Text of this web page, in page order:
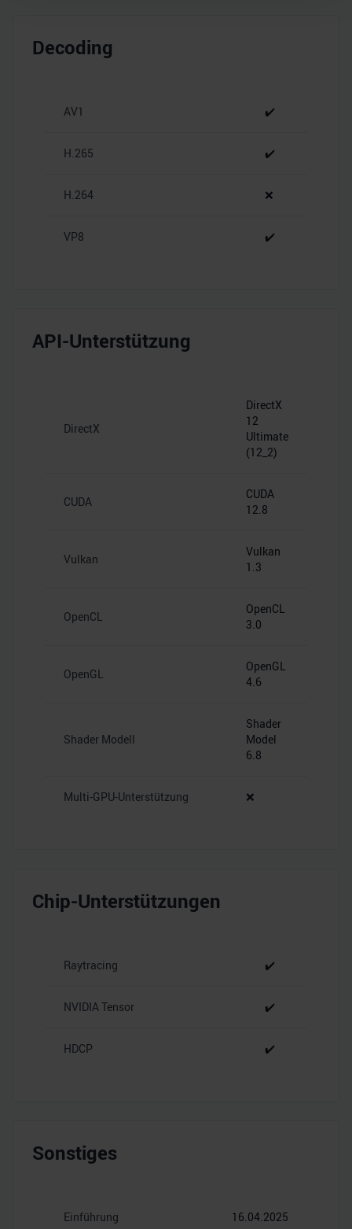
personalisieren, Funktionen für soziale Medien anbieten
zu können und die Zugriffe auf unsere Website zu
soziale Medien, Werbung und Analysen weiter. Unsere
weiteren Daten zusammen, die Sie ihnen bereitgestellt
gesammelt haben.
Decoding
AV1 ✔️
H.265 ✔️
H.264 ❌
VP8 ✔️
API-Unterstützung
DirectX
DirectX
12
Ultimate
(12_2)
CUDA
CUDA
12.8
Vulkan
Vulkan
1.3
OpenCL
OpenCL
3.0
OpenGL
OpenGL
4.6
Shader Modell
Shader
Model
6.8
Multi-GPU-Unterstützung ❌
Chip-Unterstützungen
Raytracing ✔️
NVIDIA Tensor ✔️
HDCP ✔️
Sonstiges
Einführung 16.04.2025